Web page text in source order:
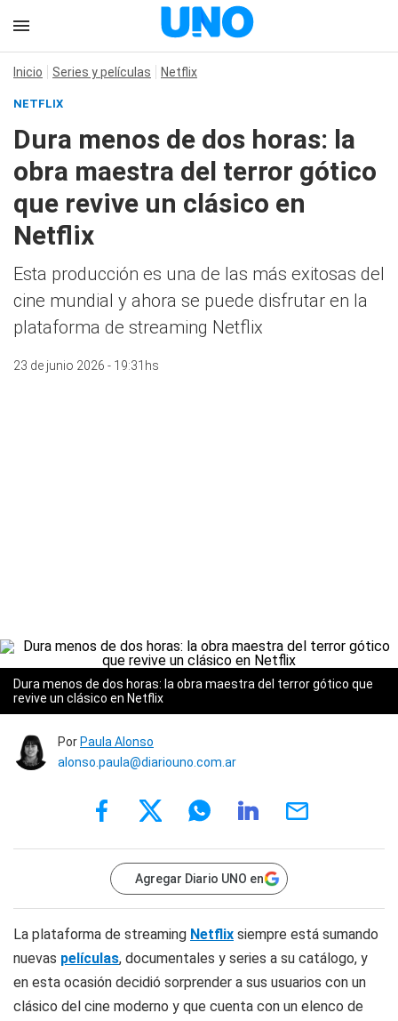
Inicio Series y películas Netflix
NETFLIX
Dura menos de dos horas: la
obra maestra del terror gótico
que revive un clásico en
Netflix
Esta producción es una de las más exitosas del
cine mundial y ahora se puede disfrutar en la
plataforma de streaming Netflix
23 de junio 2026 - 19:31hs
Dura menos de dos horas: la obra maestra del terror gótico que
revive un clásico en Netflix
Por Paula Alonso
alonso.paula@diariouno.com.ar
Agregar Diario UNO en
La plataforma de streaming Netflix siempre está sumando
nuevas películas, documentales y series a su catálogo, y
en esta ocasión decidió sorprender a sus usuarios con un
clásico del cine moderno y que cuenta con un elenco de